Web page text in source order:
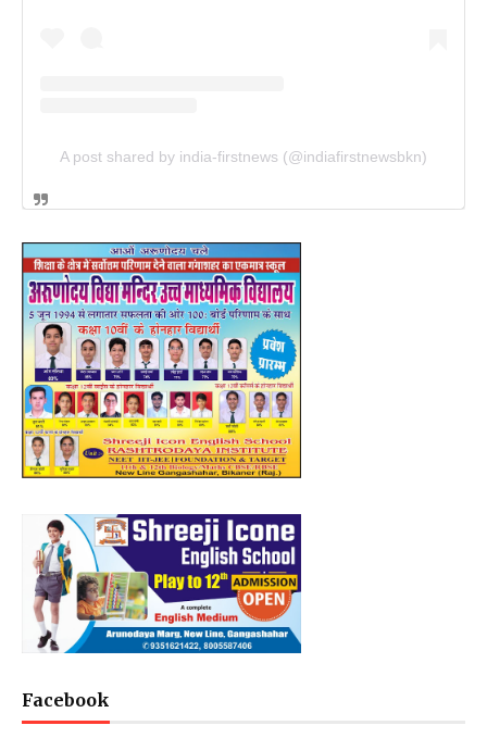
A post shared by india-firstnews (@indiafirstnewsbkn)
Facebook